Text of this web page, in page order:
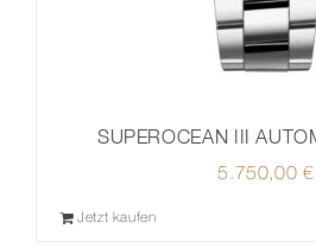
SUPEROCEAN III
5.750,00€
Jetzt kaufen